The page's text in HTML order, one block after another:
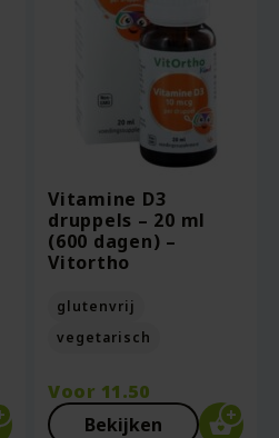
Vitamine D3
druppels – 20 ml
(600 dagen) –
Vitortho
glutenvrij
vegetarisch
Voor 11.50
Bekijken